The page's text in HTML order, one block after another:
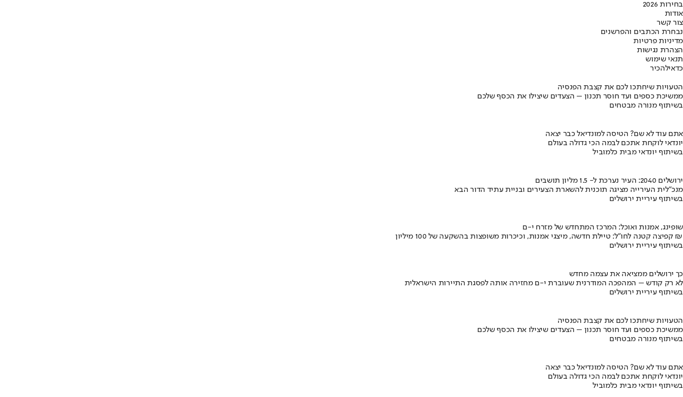
בחירות 2026
אודות
צור קשר
נבחרת הכתבים והפרשנים
מדיניות פרטיות
הצהרת נגישות
תנאי שימוש
כדאילהכיר
הטעויות שיחתכו לכם את קצבת הפנסיה
ממשיכת כספים ועד חוסר תכנון – הצעדים שיצילו את הכסף שלכם
בשיתוף מנורה מבטחים
אתם עוד לא שם? הטיסה למונדיאל כבר יצאה
יונדאי לוקחת אתכם לבמה הכי גדולה בעולם
בשיתוף יונדאי מבית כלמוביל
ירושלים 2040: העיר נערכת ל- 1.5 מליון תושבים
מנכ"לית העירייה מציגה תוכנית להשארת הצעירים ובניית עתיד הדור הבא
בשיתוף עיריית ירושלים
שופינג, אמנות ואוכל: המרכז המתחדש של מזרח י-ם
קפיצה קטנה לחו"ל: טיילת חדשה, מיצגי אמנות, וכיכרות משופצות בהשקעה של 100 מיליון ₪
בשיתוף עיריית ירושלים
כך ירושלים ממציאה את עצמה מחדש
לא רק קודש – המהפכה המודרנית שעוברת י-ם מחזירה אותה לפסגת התיירות הישראלית
בשיתוף עיריית ירושלים
הטעויות שיחתכו לכם את קצבת הפנסיה
ממשיכת כספים ועד חוסר תכנון – הצעדים שיצילו את הכסף שלכם
בשיתוף מנורה מבטחים
אתם עוד לא שם? הטיסה למונדיאל כבר יצאה
יונדאי לוקחת אתכם לבמה הכי גדולה בעולם
בשיתוף יונדאי מבית כלמוביל